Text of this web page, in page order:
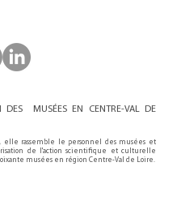
DES MUSÉES EN CENTRE-VAL DE
elle rassemble le personnel des musées et
de l'action scientifique et culturelle
musées en région Centre-Val de Loire.